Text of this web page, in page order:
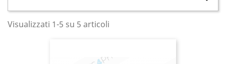
Visualizzati 1-5 su 5 articoli